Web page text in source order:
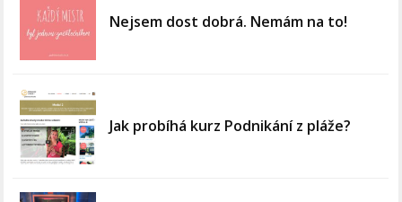
Nejsem dost dobrá. Nemám na to!
Jak probíhá kurz Podnikání z pláže?